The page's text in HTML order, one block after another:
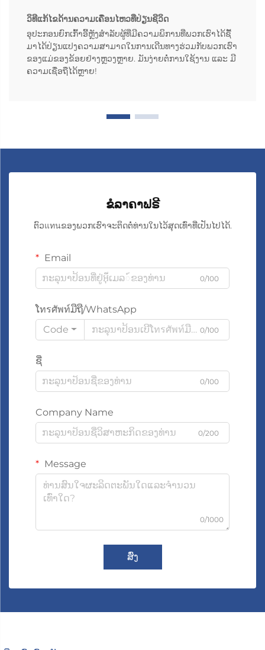
ວິທີແກ້ໄຂດ້ານຄວາມເຄື່ອນໄຫວທີ່ປ່ຽນຊີວິດ
ອຸປະກອນຍົກເກົ້າອີ້ຫຼັງສຳລັບຜູ້ທີ່ມີຄວາມພິການທີ່ພວກເຮົາໄດ້ຊື້
ມາໄດ້ປ່ຽນແປງຄວາມສາມາດໃນການເດີນທາງຮ່ວມກັບພວກເຮົາ
ຂອງແມ່ຂອງຂ້ອຍຢ່າງຫຼວງຫຼາຍ. ມັນງ່າຍຕໍ່ການໃຊ້ງານ ແລະ ມີ
ຄວາມເຊື່ອຖືໄດ້ຫຼາຍ!
ຂໍລາຄາຟຣີ
ຕົວแทนຂອງພວກເຮົາຈະຕິດຕໍ່ທ່ານໃນໄວ້ສຸດເທົ່າທີ່ເປັນໄປໄດ້.
Email
0/100
ໂทรศัพท์ມືຖື/WhatsApp
Code
0/100
ຊື່
0/100
Company Name
0/200
Message
0/1000
ສົ່ງ